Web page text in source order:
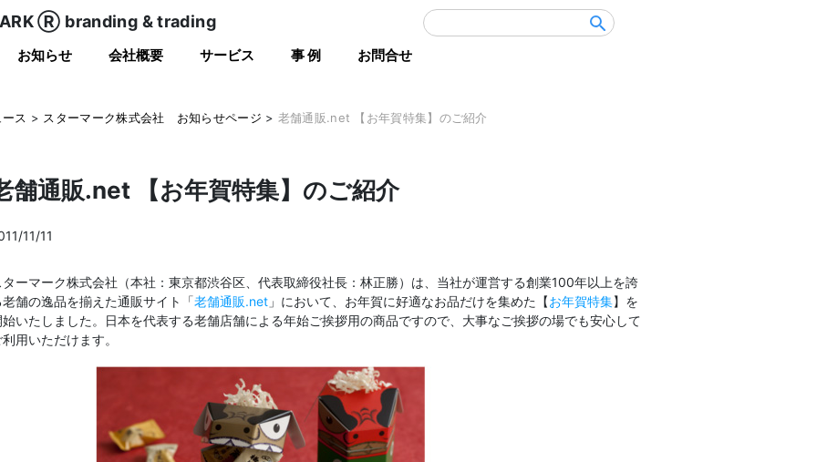
Ⓡ branding & trading
お知らせ 会社概要 サービス 事 例 お問合せ
ス > スターマーク株式会社 お知らせページ > 老舗通販.net 【お年賀特集】のご紹介
舗通販.net 【お年賀特集】のご紹介
11/11
ターマーク株式会社（本社：東京都渋谷区、代表取締役社長：林正勝）は、当社が運営する創業100年以上を誇
老舗の逸品を揃えた通販サイト「老舗通販.net 」において、お年賀に好適なお品だけを集めた【お年賀特集】を
始いたしました。日本を代表する老舗店舗による年始ご挨拶用の商品ですので、大事なご挨拶の場でも安心して
用いただけます。